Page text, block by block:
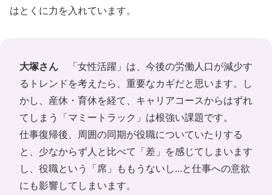
はとくに力を入れています。
大塚さん 「女性活躍」は、今後の労働人口が減少す
るトレンドを考えたら、重要なカギだと思います。し
かし、産休・育休を経て、キャリアコースからはずれ
てしまう「マミートラック」は根強い課題です。
仕事復帰後、周囲の同期が役職についていたりする
と、少なからず人と比べて「差」を感じてしまいます
し、役職という「席」ももうないし...と仕事への意欲
にも影響してしまいます。